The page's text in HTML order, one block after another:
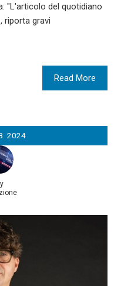
"L'articolo del quotidiano
riporta gravi
Read More
2024